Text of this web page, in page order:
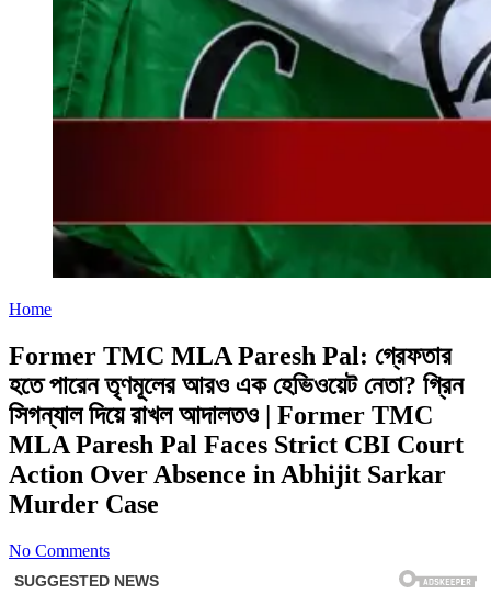
Home
Former TMC MLA Paresh Pal: গ্রেফতার
হতে পারেন তৃণমূলের আরও এক হেভিওয়েট নেতা? গ্রিন
সিগন্যাল দিয়ে রাখল আদালতও | Former TMC
MLA Paresh Pal Faces Strict CBI Court
Action Over Absence in Abhijit Sarkar
Murder Case
No Comments